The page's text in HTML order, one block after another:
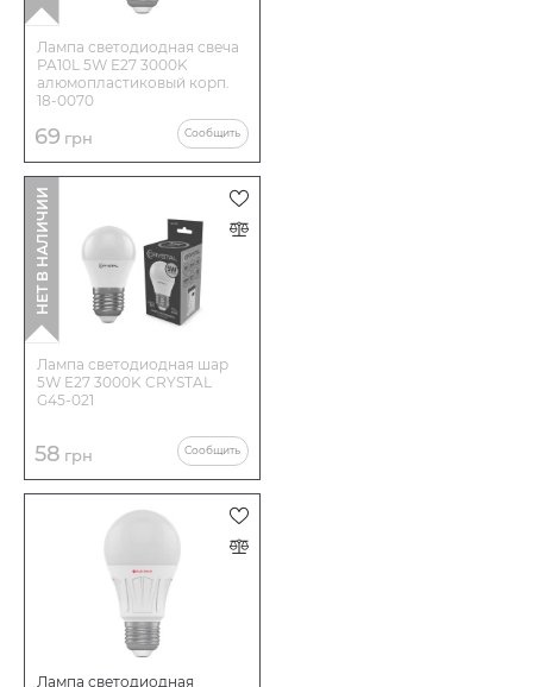
Лампа светодиодная свеча
PA10L 5W E27 3000K
алюмопластиковый корп.
18-0070
69 грн Сообщить
Лампа светодиодная шар
5W E27 3000K CRYSTAL
G45-021
58 грн Сообщить
НЕТ В НАЛИЧИИ
Лампа светодиодная